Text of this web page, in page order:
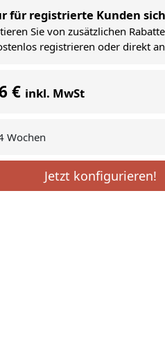
für registrierte Kunden
Sie von zusätzlichen
registrieren oder direkt
€ inkl. MwSt
Wochen
Jetzt konfigurieren!